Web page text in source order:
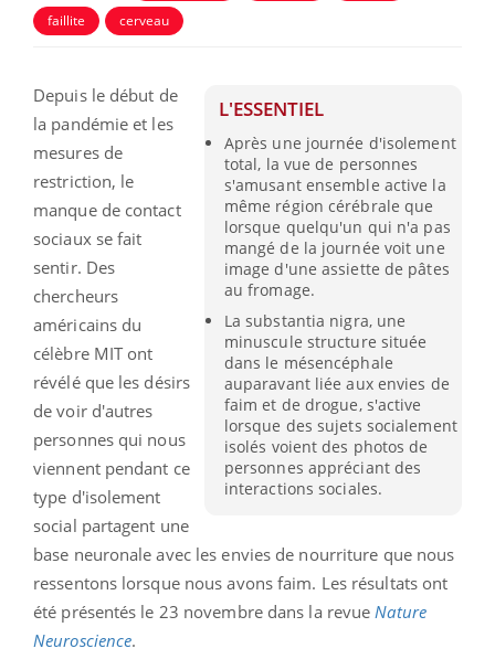
faillite
cerveau
L'ESSENTIEL
Après une journée d'isolement
total, la vue de personnes
s'amusant ensemble active la
même région cérébrale que
lorsque quelqu'un qui n'a pas
mangé de la journée voit une
image d'une assiette de pâtes
au fromage.
La substantia nigra, une
minuscule structure située
dans le mésencéphale
auparavant liée aux envies de
faim et de drogue, s'active
lorsque des sujets socialement
isolés voient des photos de
personnes appréciant des
interactions sociales.
Depuis le début de
la pandémie et les
mesures de
restriction, le
manque de contact
sociaux se fait
sentir. Des
chercheurs
américains du
célèbre MIT ont
révélé que les désirs
de voir d'autres
personnes qui nous
viennent pendant ce
type d'isolement
social partagent une
base neuronale avec les envies de nourriture que nous
ressentons lorsque nous avons faim. Les résultats ont
été présentés le 23 novembre dans la revueNature
Neuroscience.